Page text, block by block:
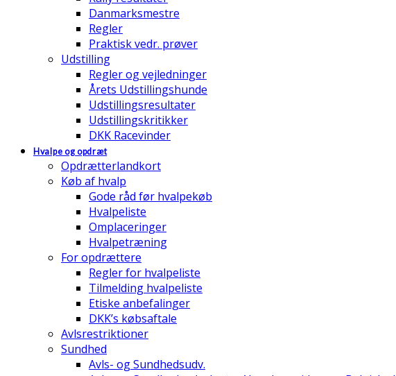
Danmarksmestre
Regler
Praktisk vedr. prøver
Udstilling
Regler og vejledninger
Årets Udstillingshunde
Udstillingsresultater
Udstillingskritikker
DKK Racevinder
Hvalpe og opdræt
Opdrætterlandkort
Køb af hvalp
Gode råd før hvalpekøb
Hvalpeliste
Omplaceringer
Hvalpetræning
For opdrættere
Regler for hvalpeliste
Tilmelding hvalpeliste
Etiske anbefalinger
DKK’s købsaftale
Avlsrestriktioner
Sundhed
Avls- og Sundhedsudv.